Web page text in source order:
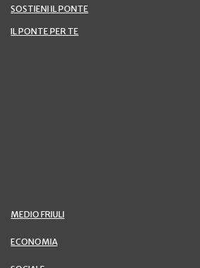
SOSTIENI IL PONTE
IL PONTE PER TE
MEDIO FRIULI
ECONOMIA